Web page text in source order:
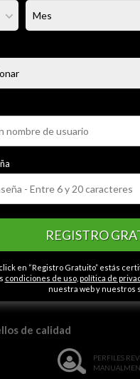
no importa edad o
Tranquilo Cariñoso
REGISTRO
en “Registro Gratuito” estás
condiciones de uso, política de
nuestra web y nuestros
de calidad
PERFILES